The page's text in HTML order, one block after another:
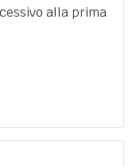
alla prima